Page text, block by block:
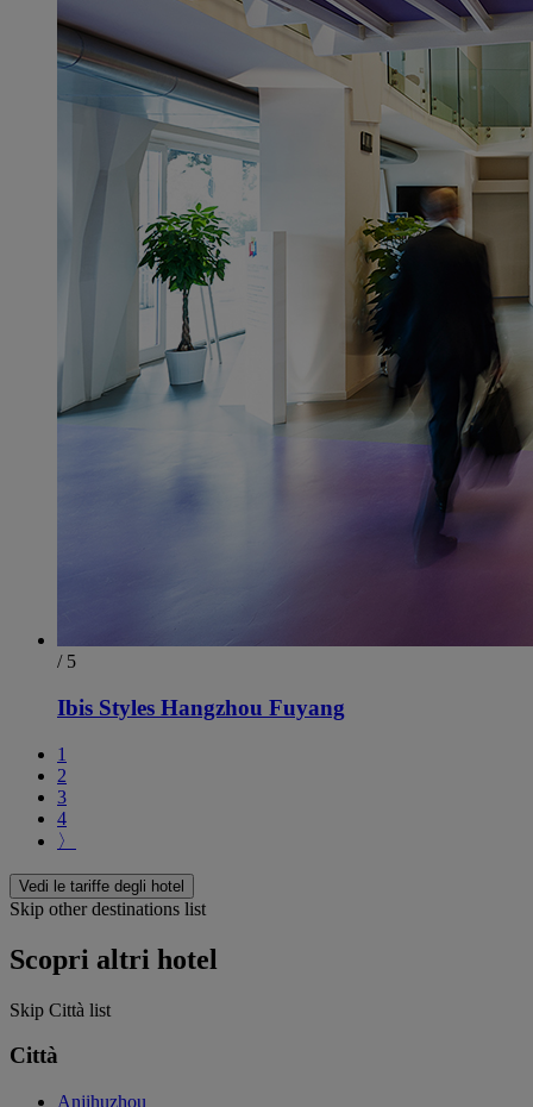
/ 5
Ibis Styles Hangzhou Fuyang
1
2
3
4
〉
Vedi le tariffe degli hotel
Skip other destinations list
Scopri altri hotel
Skip Città list
Città
Anjihuzhou